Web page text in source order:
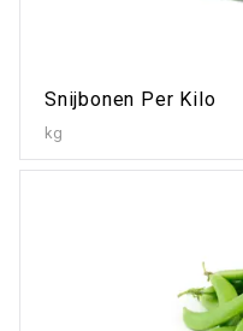
Snijbonen Per Kilo
kg